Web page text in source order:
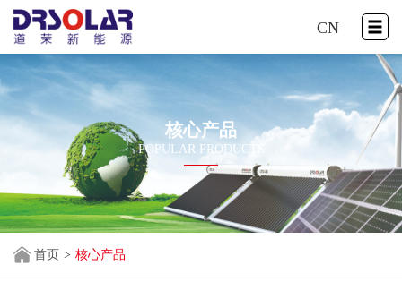
CN
核心产品
POPULAR PRODUCTS
首页 > 核心产品